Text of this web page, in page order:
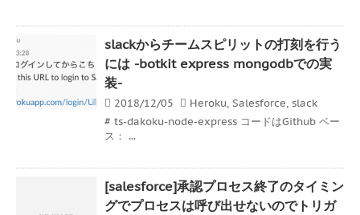
slackからチームスピリットの打刻を行う
には -botkit express mongodbでの実
装-
2018/12/05 Heroku, Salesforce, slack
# ts-dakoku-node-express コードはGithub ベー
ス： ...
[salesforce]承認プロセス終了のタイミン
グでプロセスは呼び出せないのでトリガ